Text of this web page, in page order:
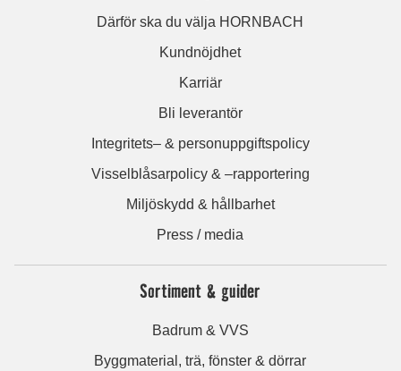
Därför ska du välja HORNBACH
Kundnöjdhet
Karriär
Bli leverantör
Integritets– & personuppgiftspolicy
Visselblåsarpolicy & –rapportering
Miljöskydd & hållbarhet
Press / media
Sortiment & guider
Badrum & VVS
Byggmaterial, trä, fönster & dörrar